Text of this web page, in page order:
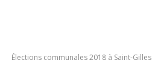
Élections communales 2018 à Saint-Gilles